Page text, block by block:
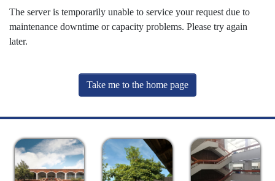
The server is temporarily unable to service your request due to
maintenance downtime or capacity problems. Please try again
later.
Take me to the home page